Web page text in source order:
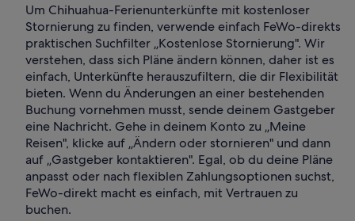
Um Chihuahua-Ferienunterkünfte mit kostenloser
Stornierung zu finden, verwende einfach FeWo-direkts
praktischen Suchfilter „Kostenlose Stornierung". Wir
verstehen, dass sich Pläne ändern können, daher ist es
einfach, Unterkünfte herauszufiltern, die dir Flexibilität
bieten. Wenn du Änderungen an einer bestehenden
Buchung vornehmen musst, sende deinem Gastgeber
eine Nachricht. Gehe in deinem Konto zu „Meine
Reisen", klicke auf „Ändern oder stornieren" und dann
auf „Gastgeber kontaktieren". Egal, ob du deine Pläne
anpasst oder nach flexiblen Zahlungsoptionen suchst,
FeWo-direkt macht es einfach, mit Vertrauen zu
buchen.